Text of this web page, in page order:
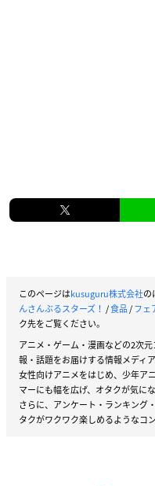
このページはkusuguru株式会社の
んさんぶるスターズ！ /食品/フェ
ク先をご覧ください。
アニメ・ゲーム・漫画などの2次
報・話題をお届けする情報メディ
女性向けアニメをはじめ、少年ア
マーにも幅を広げ、オタクが気に
さらに、アンケート・ランキング
タクがワクワク楽しめるようなコ